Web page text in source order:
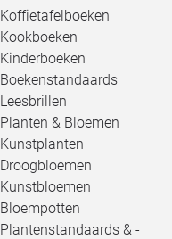
Koffietafelboeken
Kookboeken
Kinderboeken
Boekenstandaards
Leesbrillen
Planten & Bloemen
Kunstplanten
Droogbloemen
Kunstbloemen
Bloempotten
Plantenstandaards & -